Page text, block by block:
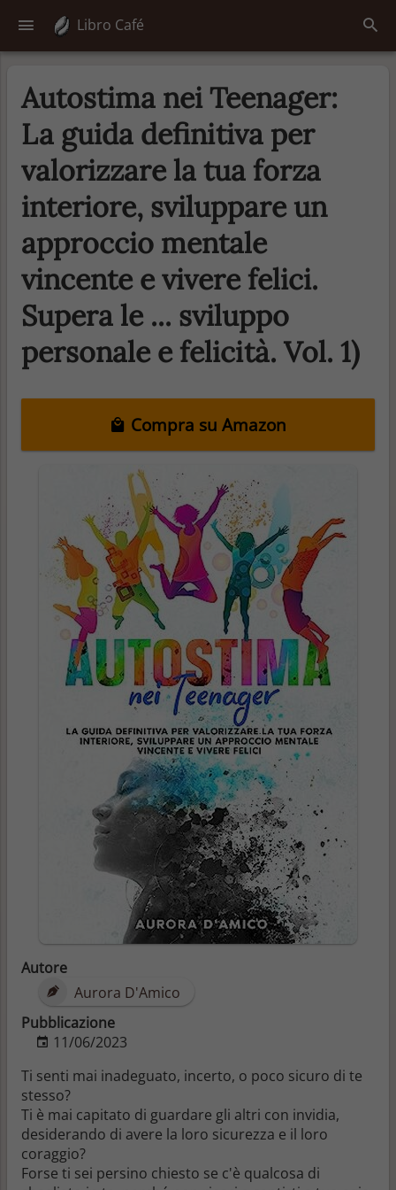
Libro Café
Autostima nei Teenager:
La guida definitiva per
valorizzare la tua forza
interiore, sviluppare un
approccio mentale
vincente e vivere felici.
Supera le ... sviluppo
personale e felicità. Vol. 1)
Compra su Amazon
Autore
Aurora D'Amico
Pubblicazione
11/06/2023
Ti senti mai inadeguato, incerto, o poco sicuro di te
stesso?
Ti è mai capitato di guardare gli altri con invidia,
desiderando di avere la loro sicurezza e il loro
coraggio?
Forse ti sei persino chiesto se c'è qualcosa di